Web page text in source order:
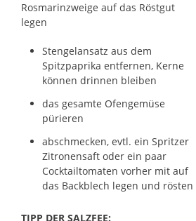
Rosmarinzweige auf das Röstgut
legen
Stengelansatz aus dem
Spitzpaprika entfernen, Kerne
können drinnen bleiben
das gesamte Ofengemüse
pürieren
abschmecken, evtl. ein Spritzer
Zitronensaft oder ein paar
Cocktailtomaten vorher mit auf
das Backblech legen und rösten
TIPP DER SALZFEE: